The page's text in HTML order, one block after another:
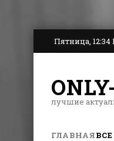
Пятница, 12:34
лучшие
ГЛАВНАЯ